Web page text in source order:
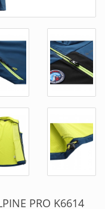
PRO K6614